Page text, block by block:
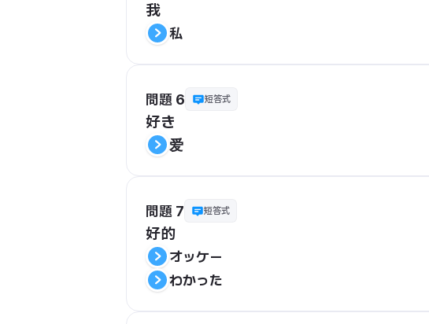
我
私
問題 6 短答式
好き
爱
問題 7 短答式
好的
オッケー
わかった